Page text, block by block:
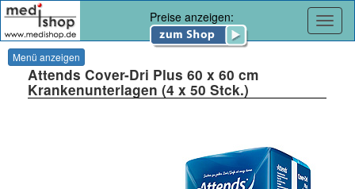
Preise anzeigen:
Menü anzeigen
Attends Cover-Dri Plus 60 x 60 cm
Krankenunterlagen (4 x 50 Stck.)